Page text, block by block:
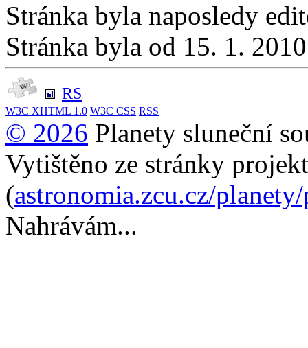
Stránka byla naposledy
Stránka byla od 15. 1.
RS
W3C XHTML 1.0 W3C CSS RSS
© 2026 Planety sluneční
Vytištěno ze stránky
(astronomia.zcu.cz/
Nahrávám...